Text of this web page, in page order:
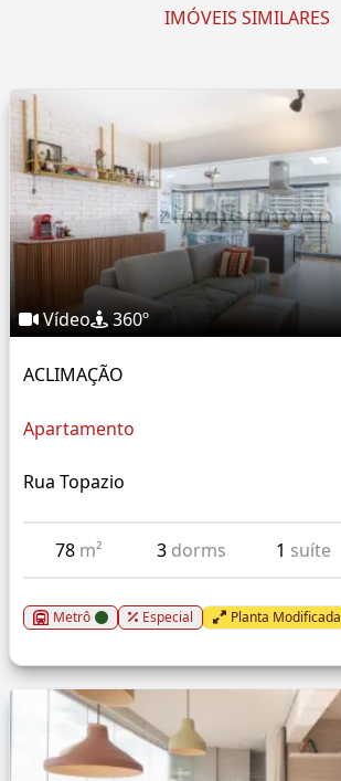
IMÓVEIS SIMILARES
Vídeo 360º
ACLIMAÇÃO
Apartamento
Rua Topazio
78 m² 3 dorms 1 suíte
Metrô Especial Planta Modificada